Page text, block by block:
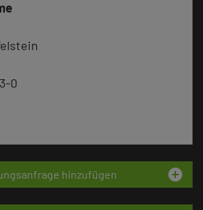
0
hinzufügen add_circle